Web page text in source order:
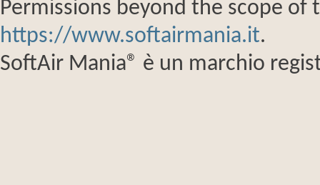
Permissions beyond the scope of
https://www.softairmania.it.
SoftAir Mania® è un marchio